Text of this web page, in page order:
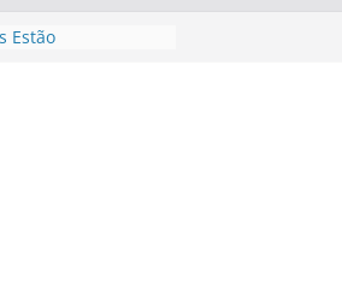
Estão
em Porto
de transfer,
de alto padrão
bolsas –
o segundo